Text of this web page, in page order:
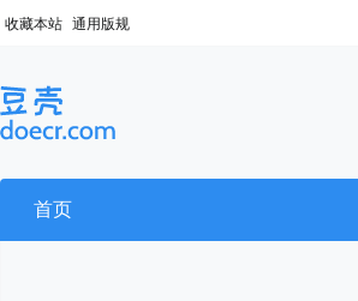
收藏本站 通用版规
首页